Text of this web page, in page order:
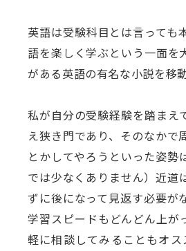
英語は受験科目とは言っても
語を楽しく学ぶという一面を
がある英語の有名な小説を移
私が自分の受験経験を踏まえ
え狭き門であり、そのなか
とかしてやろうといった姿
では少なくありません）近道
ずに後になって見返す必要が
学習スピードもどんどん上が
軽に相談してみることもオ